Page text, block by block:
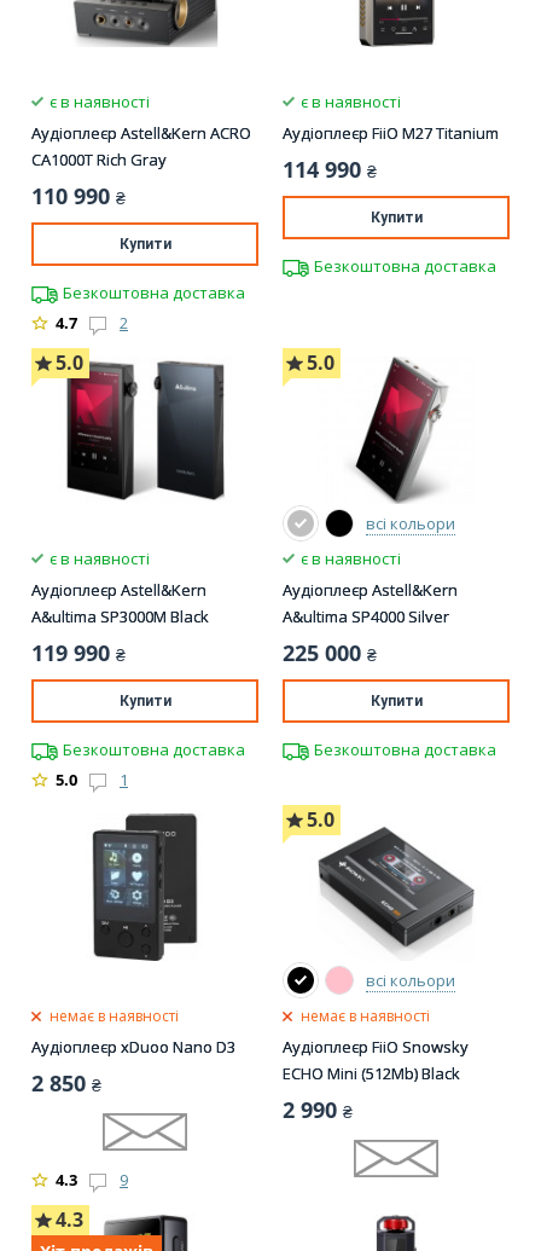
є в наявності
Аудіоплеєр Astell&Kern ACRO
CA1000T Rich Gray
110 990 ₴
Купити
Безкоштовна доставка
4.7
2
є в наявності
Аудіоплеєр FiiO M27 Titanium
114 990 ₴
Купити
Безкоштовна доставка
5.0
є в наявності
Аудіоплеєр Astell&Kern
A&ultima SP3000M Black
119 990 ₴
Купити
Безкоштовна доставка
5.0
1
5.0
всі кольори
є в наявності
Аудіоплеєр Astell&Kern
A&ultima SP4000 Silver
225 000 ₴
Купити
Безкоштовна доставка
немає в наявності
Аудіоплеєр xDuoo Nano D3
2 850 ₴
4.3 9
5.0
всі кольори
немає в наявності
Аудіоплеєр FiiO Snowsky
ECHO Mini (512Mb) Black
2 990 ₴
4.3